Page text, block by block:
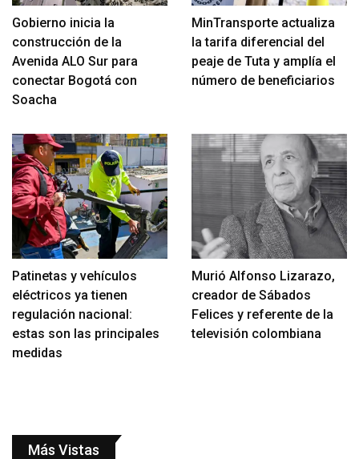
Gobierno inicia la
construcción de la
Avenida ALO Sur para
conectar Bogotá con
Soacha
MinTransporte actualiza
la tarifa diferencial del
peaje de Tuta y amplía el
número de beneficiarios
Patinetas y vehículos
eléctricos ya tienen
regulación nacional:
estas son las principales
medidas
Murió Alfonso Lizarazo,
creador de Sábados
Felices y referente de la
televisión colombiana
Más Vistas